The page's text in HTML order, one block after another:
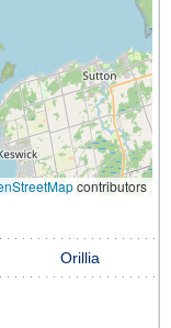
contributors
Orillia